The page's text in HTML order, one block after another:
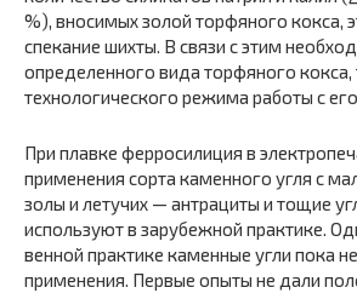
%), вноси­мых золой торфяного кокса,
спекание ших­ты. В связи с этим
определенного вида торфяного кокса,
технологического режима работы с
При плавке ферросилиция в
применения сорта каменного угля с
золы и летучих — антрациты и тощие
используют в зарубежной практике.
венной практике каменные угли пока
применения. Первые опыты не дали